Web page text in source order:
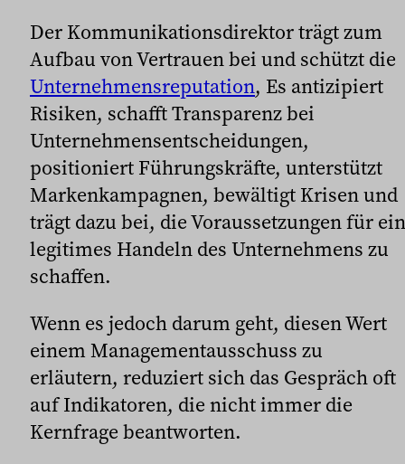
Der Kommunikationsdirektor trägt zum
Aufbau von Vertrauen bei und schützt die
Unternehmensreputation, Es antizipiert
Risiken, schafft Transparenz bei
Unternehmensentscheidungen,
positioniert Führungskräfte, unterstützt
Markenkampagnen, bewältigt Krisen und
trägt dazu bei, die Voraussetzungen für ein
legitimes Handeln des Unternehmens zu
schaffen.
Wenn es jedoch darum geht, diesen Wert
einem Managementausschuss zu
erläutern, reduziert sich das Gespräch oft
auf Indikatoren, die nicht immer die
Kernfrage beantworten.